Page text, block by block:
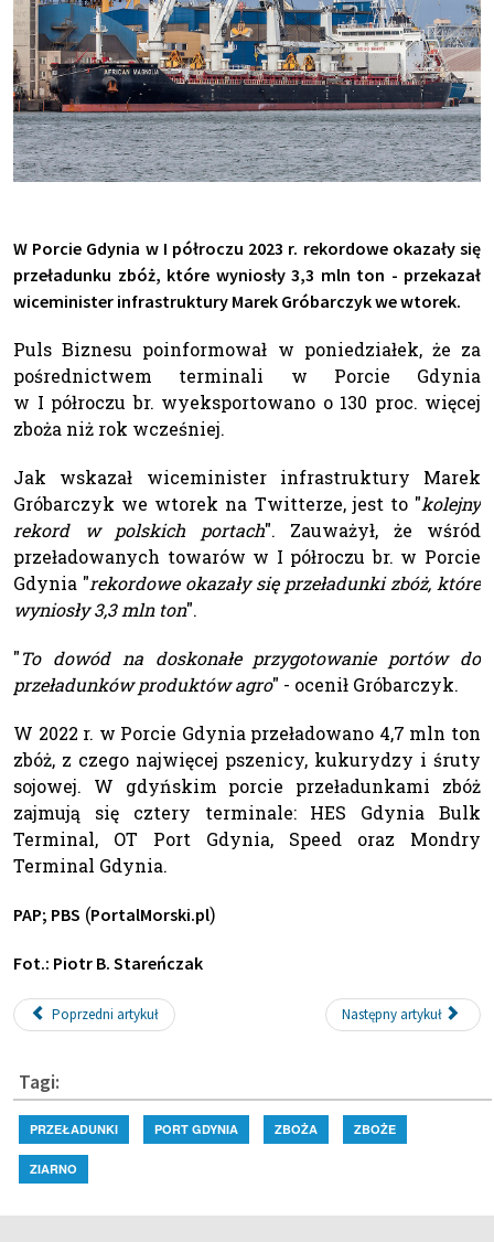
W Porcie Gdynia w I półroczu 2023 r. rekordowe okazały się
przeładunku zbóż, które wyniosły 3,3 mln ton - przekazał
wiceminister infrastruktury Marek Gróbarczyk we wtorek.
Puls Biznesu poinformował w poniedziałek, że za
pośrednictwem terminali w Porcie Gdynia
w I półroczu br. wyeksportowano o 130 proc. więcej
zboża niż rok wcześniej.
Jak wskazał wiceminister infrastruktury Marek
Gróbarczyk we wtorek na Twitterze, jest to "kolejny
rekord w polskich portach". Zauważył, że wśród
przeładowanych towarów w I półroczu br. w Porcie
Gdynia "rekordowe okazały się przeładunki zbóż, które
wyniosły 3,3 mln ton".
"To dowód na doskonałe przygotowanie portów do
przeładunków produktów agro" - ocenił Gróbarczyk.
W 2022 r. w Porcie Gdynia przeładowano 4,7 mln ton
zbóż, z czego najwięcej pszenicy, kukurydzy i śruty
sojowej. W gdyńskim porcie przeładunkami zbóż
zajmują się cztery terminale: HES Gdynia Bulk
Terminal, OT Port Gdynia, Speed oraz Mondry
Terminal Gdynia.
PAP; PBS (PortalMorski.pl)
Fot.: Piotr B. Stareńczak
Poprzedni artykuł Następny artykuł
Tagi:
PRZEŁADUNKI PORT GDYNIA ZBOŻA ZBOŻE
ZIARNO